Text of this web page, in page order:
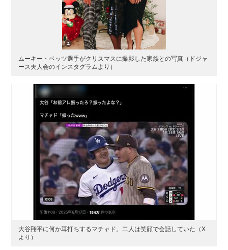
ムーキー・ベッツ選手がクリスマスに撮影した家族との写真（ドジャ
ース夫人会のインスタグラムより）
大谷翔平に何か耳打ちするマチャド。二人は笑顔で会話していた（X
より）